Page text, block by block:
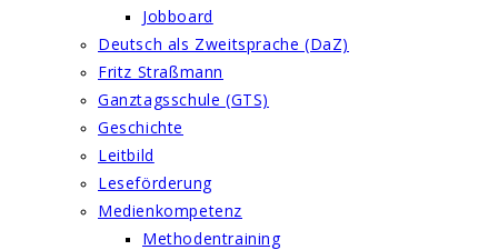
Jobboard
Deutsch als Zweitsprache (DaZ)
Fritz Straßmann
Ganztagsschule (GTS)
Geschichte
Leitbild
Leseförderung
Medienkompetenz
Methodentraining